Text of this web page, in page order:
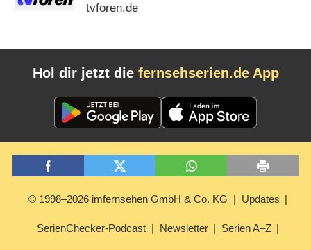
tvforen.de
Hol dir jetzt die fernsehserien.de App
© 1998–2026 imfernsehen GmbH & Co. KG Updates
SerienChecker-Podcast Newsletter Serien A–Z